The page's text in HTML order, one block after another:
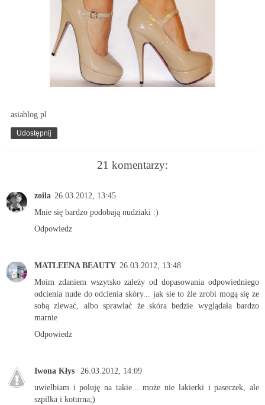
asiablog.pl
Udostępnij
21 komentarzy:
zoila 26.03.2012, 13:45
Mnie się bardzo podobają nudziaki :)
Odpowiedz
MATLEENA BEAUTY 26.03.2012, 13:48
Moim zdaniem wszytsko zależy od dopasowania odpowiedniego
odcienia nude do odcienia skóry... jak sie to źle zrobi mogą się ze
sobą zlewać, albo sprawiać że skóra bedzie wyglądała bardzo
marnie
Odpowiedz
Iwona Kłys
26.03.2012, 14:09
uwielbiam i poluję na takie... może nie lakierki i paseczek, ale
szpilka i koturna;)